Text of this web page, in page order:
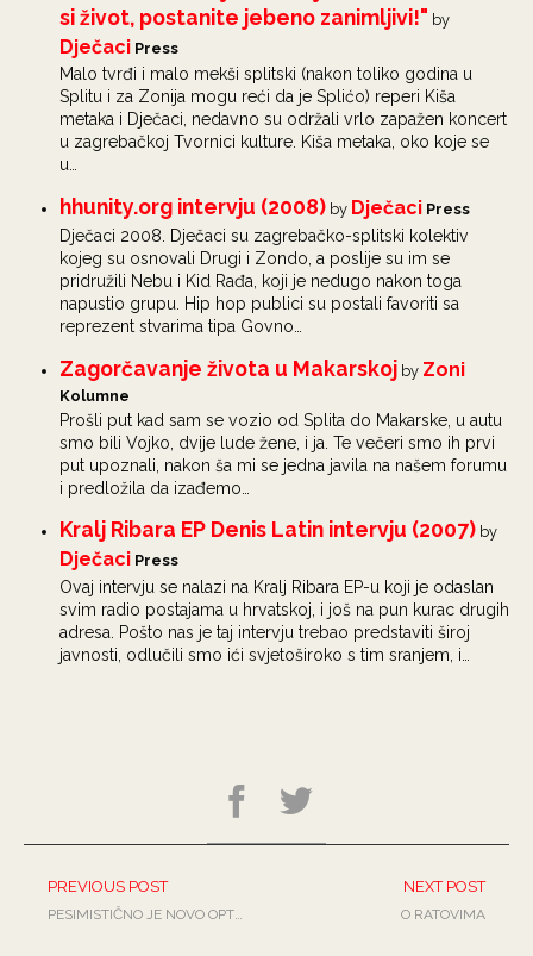
si život, postanite jebeno zanimljivi!" by
Dječaci Press
Malo tvrđi i malo mekši splitski (nakon toliko godina u
Splitu i za Zonija mogu reći da je Splićo) reperi Kiša
metaka i Dječaci, nedavno su održali vrlo zapažen koncert
u zagrebačkoj Tvornici kulture. Kiša metaka, oko koje se
u…
hhunity.org intervju (2008) by Dječaci Press
Dječaci 2008. Dječaci su zagrebačko-splitski kolektiv
kojeg su osnovali Drugi i Zondo, a poslije su im se
pridružili Nebu i Kid Rađa, koji je nedugo nakon toga
napustio grupu. Hip hop publici su postali favoriti sa
reprezent stvarima tipa Govno…
Zagorčavanje života u Makarskoj by Zoni
Kolumne
Prošli put kad sam se vozio od Splita do Makarske, u autu
smo bili Vojko, dvije lude žene, i ja. Te večeri smo ih prvi
put upoznali, nakon ša mi se jedna javila na našem forumu
i predložila da izađemo…
Kralj Ribara EP Denis Latin intervju (2007) by
Dječaci Press
Ovaj intervju se nalazi na Kralj Ribara EP-u koji je odaslan
svim radio postajama u hrvatskoj, i još na pun kurac drugih
adresa. Pošto nas je taj intervju trebao predstaviti široj
javnosti, odlučili smo ići svjetoširoko s tim sranjem, i…
PREVIOUS POST NEXT POST
O RATOVIMA